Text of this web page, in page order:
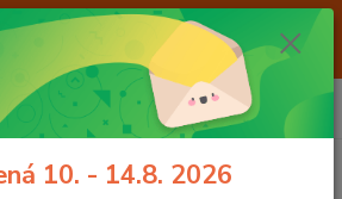
z důvodu dovolené ZAVŘENO. Expedice
období, proběhne v týdnu po 17.8.2026
Děkujeme za pochopení
CZK za0,00 Kč
10. - 14.8. 2026